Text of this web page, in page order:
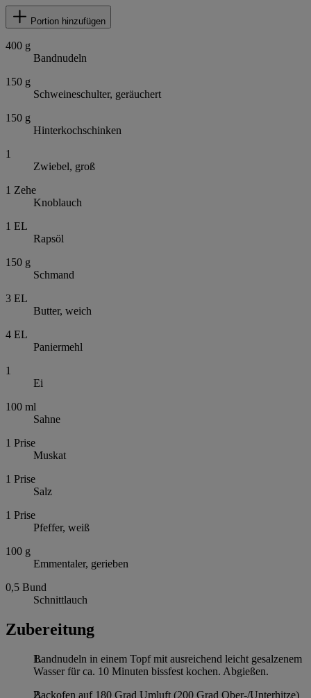
Portion hinzufügen
400 g
Bandnudeln
150 g
Schweineschulter, geräuchert
150 g
Hinterkochschinken
1
Zwiebel, groß
1 Zehe
Knoblauch
1 EL
Rapsöl
150 g
Schmand
3 EL
Butter, weich
4 EL
Paniermehl
1
Ei
100 ml
Sahne
1 Prise
Muskat
1 Prise
Salz
1 Prise
Pfeffer, weiß
100 g
Emmentaler, gerieben
0,5 Bund
Schnittlauch
Zubereitung
Bandnudeln in einem Topf mit ausreichend leicht gesalzenem
Wasser für ca. 10 Minuten bissfest kochen. Abgießen.
Backofen auf 180 Grad Umluft (200 Grad Ober-/Unterhitze)